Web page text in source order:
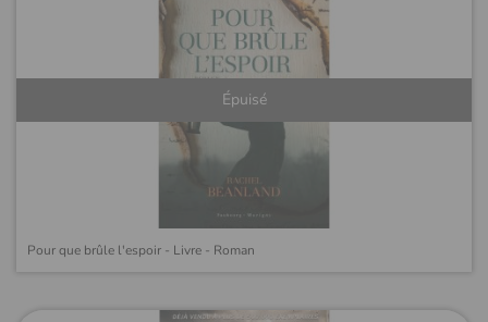
Épuisé
Pour que brûle l'espoir - Livre - Roman